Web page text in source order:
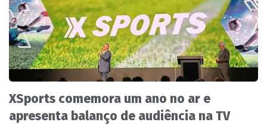
XSports comemora um ano no ar e
apresenta balanço de audiência na TV